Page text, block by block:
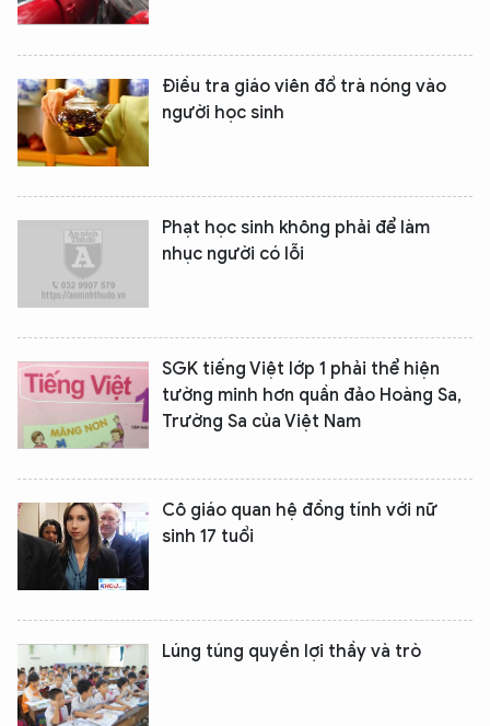
Điều tra giáo viên đổ trà nóng vào
người học sinh
Phạt học sinh không phải để làm
nhục người có lỗi
SGK tiếng Việt lớp 1 phải thể hiện
tường minh hơn quần đảo Hoàng Sa,
Trường Sa của Việt Nam
Cô giáo quan hệ đồng tính với nữ
sinh 17 tuổi
Lúng túng quyền lợi thầy và trò